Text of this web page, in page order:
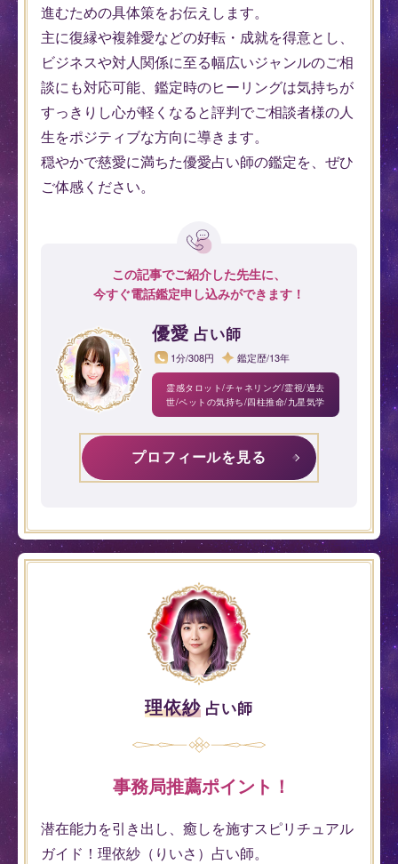
進むための具体策をお伝えします。
主に復縁や複雑愛などの好転・成就を得意とし、
ビジネスや対人関係に至る幅広いジャンルのご相
談にも対応可能、鑑定時のヒーリングは気持ちが
すっきりし心が軽くなると評判でご相談者様の人
生をポジティブな方向に導きます。
穏やかで慈愛に満ちた優愛占い師の鑑定を、ぜひ
ご体感ください。
この記事でご紹介した先生に、
今すぐ電話鑑定申し込みができます！
優愛 占い師
1分/308円 鑑定歴/13年
霊感タロット/チャネリング/霊視/過去
世/ペットの気持ち/四柱推命/九星気学
プロフィールを見る
理依紗 占い師
事務局推薦ポイント！
潜在能力を引き出し、癒しを施すスピリチュアル
ガイド！理依紗（りいさ）占い師。